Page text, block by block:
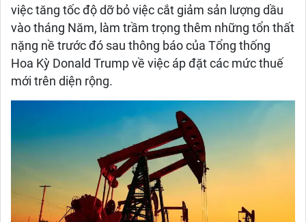
việc tăng tốc độ dỡ bỏ việc cắt giảm sản lượng dầu
vào tháng Năm, làm trầm trọng thêm những tổn thất
nặng nề trước đó sau thông báo của Tổng thống
Hoa Kỳ Donald Trump về việc áp đặt các mức thuế
mới trên diện rộng.